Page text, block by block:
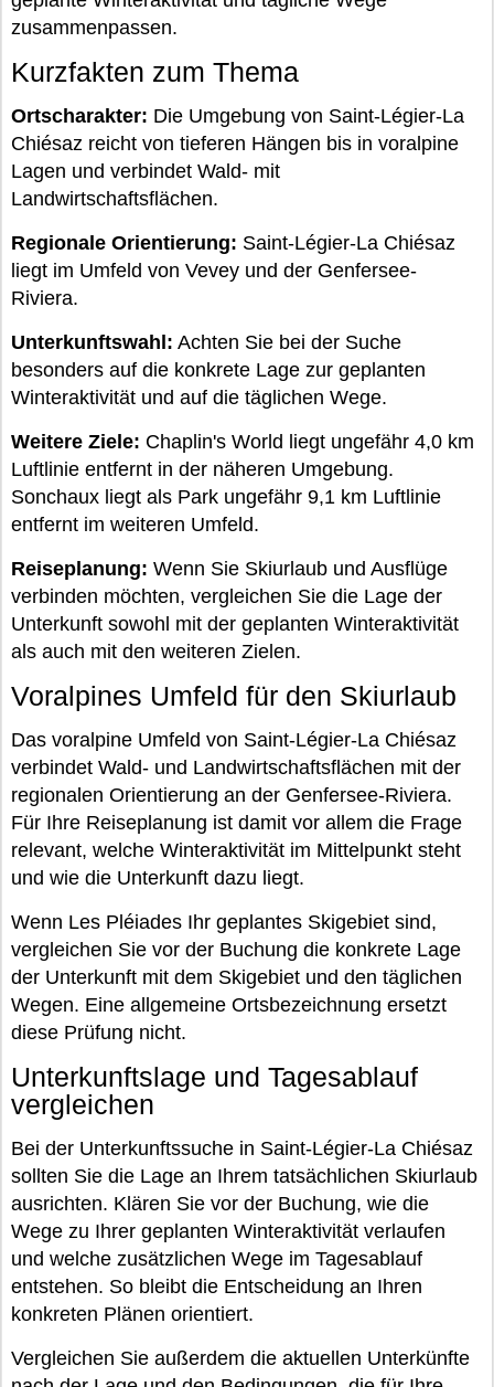
zusammenpassen.
Kurzfakten zum Thema
Ortscharakter: Die Umgebung von Saint-Légier-La
Chiésaz reicht von tieferen Hängen bis in voralpine
Lagen und verbindet Wald- mit
Landwirtschaftsflächen.
Regionale Orientierung: Saint-Légier-La Chiésaz
liegt im Umfeld von Vevey und der Genfersee-
Riviera.
Unterkunftswahl: Achten Sie bei der Suche
besonders auf die konkrete Lage zur geplanten
Winteraktivität und auf die täglichen Wege.
Weitere Ziele: Chaplin's World liegt ungefähr 4,0 km
Luftlinie entfernt in der näheren Umgebung.
Sonchaux liegt als Park ungefähr 9,1 km Luftlinie
entfernt im weiteren Umfeld.
Reiseplanung: Wenn Sie Skiurlaub und Ausflüge
verbinden möchten, vergleichen Sie die Lage der
Unterkunft sowohl mit der geplanten Winteraktivität
als auch mit den weiteren Zielen.
Voralpines Umfeld für den Skiurlaub
Das voralpine Umfeld von Saint-Légier-La Chiésaz
verbindet Wald- und Landwirtschaftsflächen mit der
regionalen Orientierung an der Genfersee-Riviera.
Für Ihre Reiseplanung ist damit vor allem die Frage
relevant, welche Winteraktivität im Mittelpunkt steht
und wie die Unterkunft dazu liegt.
Wenn Les Pléiades Ihr geplantes Skigebiet sind,
vergleichen Sie vor der Buchung die konkrete Lage
der Unterkunft mit dem Skigebiet und den täglichen
Wegen. Eine allgemeine Ortsbezeichnung ersetzt
diese Prüfung nicht.
Unterkunftslage und Tagesablauf
vergleichen
Bei der Unterkunftssuche in Saint-Légier-La Chiésaz
sollten Sie die Lage an Ihrem tatsächlichen Skiurlaub
ausrichten. Klären Sie vor der Buchung, wie die
Wege zu Ihrer geplanten Winteraktivität verlaufen
und welche zusätzlichen Wege im Tagesablauf
entstehen. So bleibt die Entscheidung an Ihren
konkreten Plänen orientiert.
Vergleichen Sie außerdem die aktuellen Unterkünfte